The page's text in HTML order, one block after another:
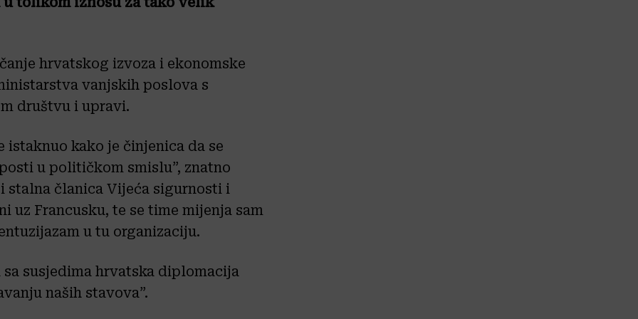
hrvatskog izvoza i ekonomske
vanjskih poslova s
društvu i upravi.
kako je činjenica da se
u političkom smislu”, znatno
stalna članica Vijeća sigurnosti i
uz Francusku, te se time mijenja sam
u tu organizaciju.
susjedima hrvatska diplomacija
naših stavova”.